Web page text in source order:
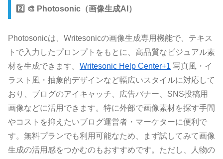
2️⃣ 🎨 Photosonic（画像生成AI）
Photosonicは、Writesonicの画像生成専用機能で、テキス
トで入力したプロンプトをもとに、高品質なビジュアル素
材を生成できます。 Writesonic Help Center+1 写真風・イ
ラスト風・抽象的デザインなど幅広いスタイルに対応して
おり、ブログのアイキャッチ、広告バナー、SNS投稿用
画像などに活用できます。特に外部で画像素材を探す手間
やコストを抑えたいブログ運営者・マーケターに便利で
す。無料プランでも利用可能なため、まず試してみて画像
生成の活用感をつかむのもおすすめです。ただし、人物の